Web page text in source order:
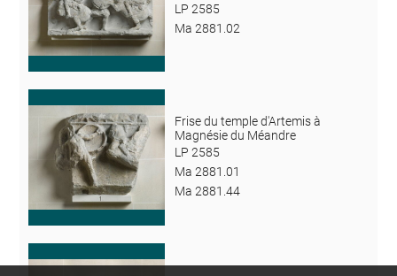
LP 2585
Ma 2881.02
Frise du temple d'Artemis à
Magnésie du Méandre
LP 2585
Ma 2881.01
Ma 2881.44